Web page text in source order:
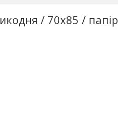
/ 70х85 / папір